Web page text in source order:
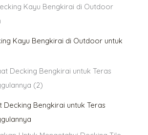
Kayu Bengkirai di Outdoor untuk
Decking Bengkirai untuk Teras